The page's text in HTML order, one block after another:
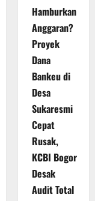
Hamburkan
Anggaran?
Proyek
Dana
Bankeu di
Desa
Sukaresmi
Cepat
Rusak,
KCBI Bogor
Desak
Audit Total